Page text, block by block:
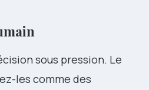
sous pression. Le
les comme des